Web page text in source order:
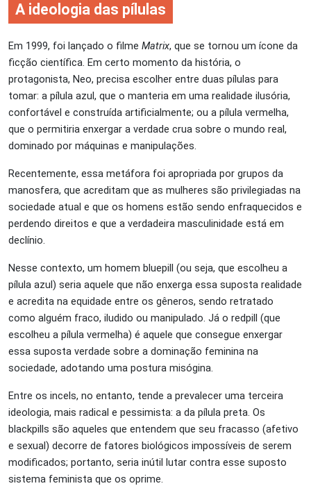
A ideologia das pílulas
Em 1999, foi lançado o filme Matrix, que se tornou um ícone da
ficção científica. Em certo momento da história, o
protagonista, Neo, precisa escolher entre duas pílulas para
tomar: a pílula azul, que o manteria em uma realidade ilusória,
confortável e construída artificialmente; ou a pílula vermelha,
que o permitiria enxergar a verdade crua sobre o mundo real,
dominado por máquinas e manipulações.
Recentemente, essa metáfora foi apropriada por grupos da
manosfera, que acreditam que as mulheres são privilegiadas na
sociedade atual e que os homens estão sendo enfraquecidos e
perdendo direitos e que a verdadeira masculinidade está em
declínio.
Nesse contexto, um homem bluepill (ou seja, que escolheu a
pílula azul) seria aquele que não enxerga essa suposta realidade
e acredita na equidade entre os gêneros, sendo retratado
como alguém fraco, iludido ou manipulado. Já o redpill (que
escolheu a pílula vermelha) é aquele que consegue enxergar
essa suposta verdade sobre a dominação feminina na
sociedade, adotando uma postura misógina.
Entre os incels, no entanto, tende a prevalecer uma terceira
ideologia, mais radical e pessimista: a da pílula preta. Os
blackpills são aqueles que entendem que seu fracasso (afetivo
e sexual) decorre de fatores biológicos impossíveis de serem
modificados; portanto, seria inútil lutar contra esse suposto
sistema feminista que os oprime.